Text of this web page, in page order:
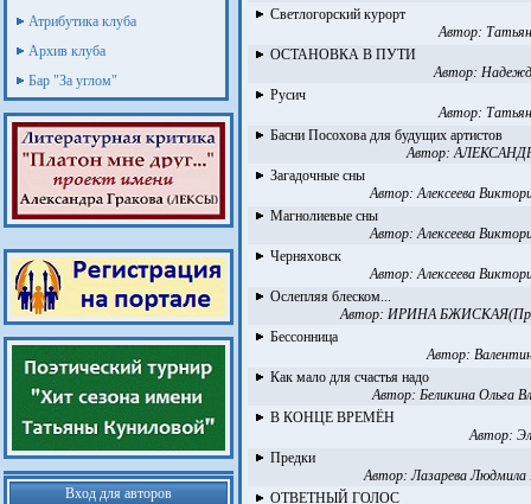
Атрибутика клуба
Архив клуба
Бар "За углом"
Вход для авторов
Светлогорский курорт
Автор:
ОСТАНОВКА В ПУТИ
Автор:
Русич
Автор:
Басни Посохова для будущих артистов
Автор:
Загадочные сны
Автор:Алексеева
Магнолиевые сны
Автор:Алексеева
Черняховск
Автор:Алексеева
Ослепляя блеском...
Автор: ИРИНА
Бессонница
Автор:
Как мало для счастья надо
Автор: Беликина Ольга
В КОНЦЕ ВРЕМЁН
Автор:
Предки
Автор:Лазарева Людмила
ОТВЕТНЫЙ ГОЛОС